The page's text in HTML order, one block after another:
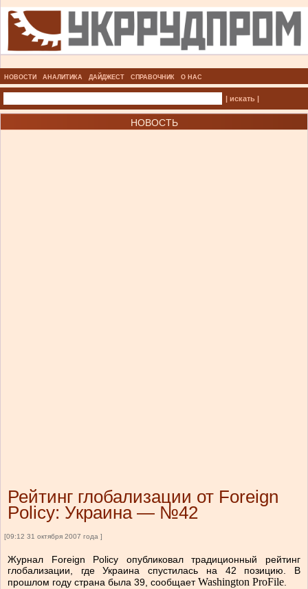
НОВОСТИ АНАЛИТИКА ДАЙДЖЕСТ СПРАВОЧНИК О НАС
| искать |
НОВОСТЬ
Рейтинг глобализации от Foreign
Policy: Украина — №42
[09:12 31 октября 2007 года ]
Журнал Foreign Policy опубликовал традиционный рейтинг
глобализации, где Украина спустилась на 42 позицию. В
прошлом году страна была 39, сообщаетWashington ProFile.